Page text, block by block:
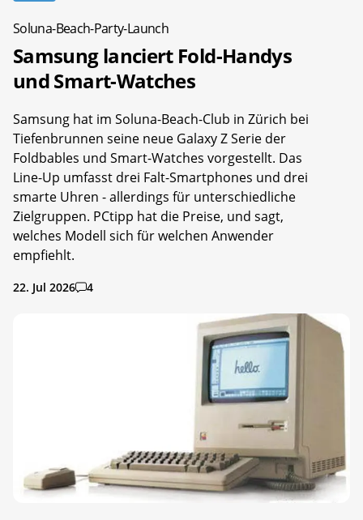
Soluna-Beach-Party-Launch
Samsung lanciert Fold-Handys
und Smart-Watches
Samsung hat im Soluna-Beach-Club in Zürich bei
Tiefenbrunnen seine neue Galaxy Z Serie der
Foldbables und Smart-Watches vorgestellt. Das
Line-Up umfasst drei Falt-Smartphones und drei
smarte Uhren - allerdings für unterschiedliche
Zielgruppen. PCtipp hat die Preise, und sagt,
welches Modell sich für welchen Anwender
empfiehlt.
22. Jul 2026 4